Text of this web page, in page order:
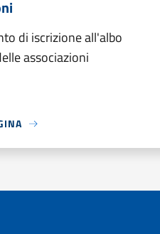
di iscrizione all'albo
associazioni